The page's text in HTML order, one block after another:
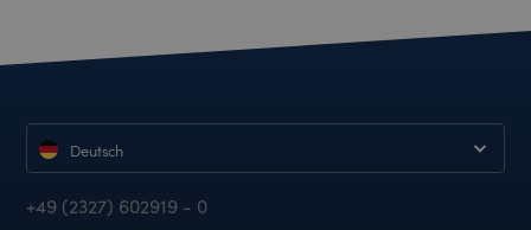
Deutsch
+49 (2327) 602919 - 0